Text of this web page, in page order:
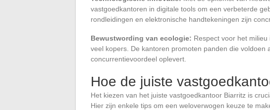
vastgoedkantoren in digitale tools om een verbeterde
rondleidingen en elektronische handtekeningen zijn
Bewustwording van ecologie: Respect voor het
veel kopers. De kantoren promoten panden die voldoen
concurrentievoordeel oplevert.
Hoe de juiste
Het kiezen van het juiste vastgoedkantoor Biarritz is
Hier zijn enkele tips om een weloverwogen keuze te